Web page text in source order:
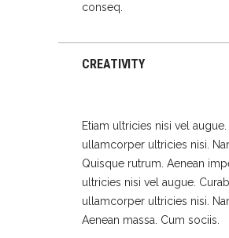
conseq.
CREATIVITY
Etiam ultricies nisi vel
ullamcorper ultricies nisi.
Quisque rutrum. Aenean
ultricies nisi vel augue.
ullamcorper ultricies nisi.
Aenean massa. Cum sociis.